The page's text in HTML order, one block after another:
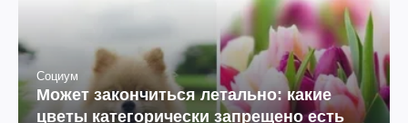
Социум
Может закончиться летально: какие
цветы категорически запрещено есть